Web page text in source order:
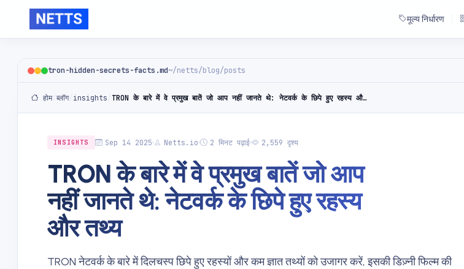
मूल्य निर्धारण
tron-hidden-secrets-facts.md~/netts/blog/posts
होम/ ब्लॉग/ insights TRON के बारे में वे प्रमुख बातें जो आप नहीं जानते थे: नेटवर्क के छिपे हुए रहस्य और तथ्य
INSIGHTS Sep 14 2025 Netts.io 2 मिनट पढ़ाई 2,559 दृश्य
TRON के बारे में वे प्रमुख बातें जो आप
नहीं जानते थे: नेटवर्क के छिपे हुए रहस्य
और तथ्य
TRON नेटवर्क के बारे में दिलचस्प छिपे हुए रहस्यों और कम ज्ञात तथ्यों को उजागर करें, इसकी डिज़्नी फिल्म की